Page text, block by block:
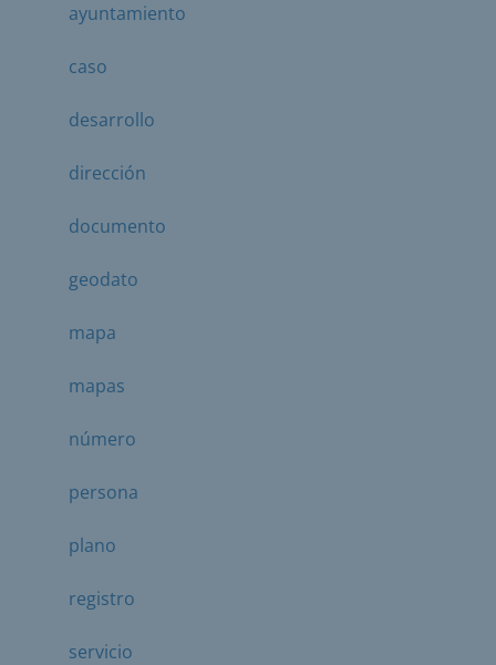
ayuntamiento
caso
desarrollo
dirección
documento
geodato
mapa
mapas
número
persona
plano
registro
servicio